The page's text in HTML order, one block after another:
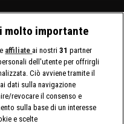
molto importante
affiliate ai nostri31 partner
dell'utente per offrirgli
Ciò avviene tramite il
dati sulla navigazione
revocare il consenso e
sulla base di un interesse
e scelte